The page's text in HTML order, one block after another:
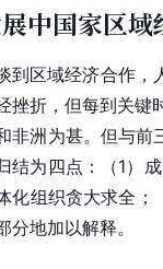
中国家区
到区域经济合作，
挫折，但每到关键
非洲为甚。但与前
结为四点：（1）
化组织贪大求全；
分地加以解释。